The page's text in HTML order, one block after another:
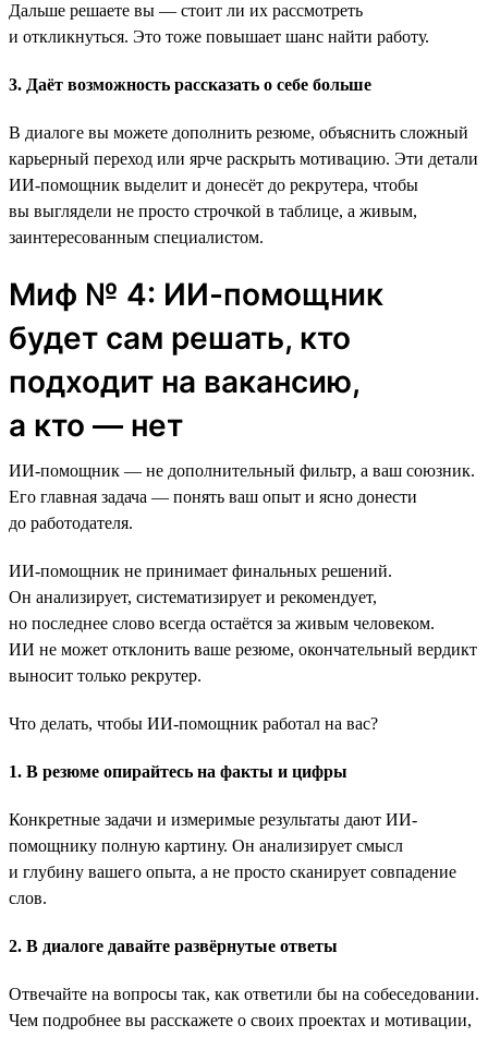
Дальше решаете вы — стоит ли их рассмотреть
и откликнуться. Это тоже повышает шанс найти работу.
3. Даёт возможность рассказать о себе больше
В диалоге вы можете дополнить резюме, объяснить сложный
карьерный переход или ярче раскрыть мотивацию. Эти детали
ИИ-помощник выделит и донесёт до рекрутера, чтобы
вы выглядели не просто строчкой в таблице, а живым,
заинтересованным специалистом.
Миф № 4: ИИ-помощник
будет сам решать, кто
подходит на вакансию,
а кто — нет
ИИ-помощник — не дополнительный фильтр, а ваш союзник.
Его главная задача — понять ваш опыт и ясно донести
до работодателя.
ИИ-помощник не принимает финальных решений.
Он анализирует, систематизирует и рекомендует,
но последнее слово всегда остаётся за живым человеком.
ИИ не может отклонить ваше резюме, окончательный вердикт
выносит только рекрутер.
Что делать, чтобы ИИ-помощник работал на вас?
1. В резюме опирайтесь на факты и цифры
Конкретные задачи и измеримые результаты дают ИИ-
помощнику полную картину. Он анализирует смысл
и глубину вашего опыта, а не просто сканирует совпадение
слов.
2. В диалоге давайте развёрнутые ответы
Отвечайте на вопросы так, как ответили бы на собеседовании.
Чем подробнее вы расскажете о своих проектах и мотивации,